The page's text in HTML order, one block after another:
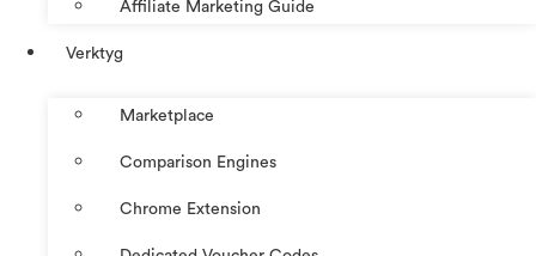
Affiliate Marketing Guide
Verktyg
Marketplace
Comparison Engines
Chrome Extension